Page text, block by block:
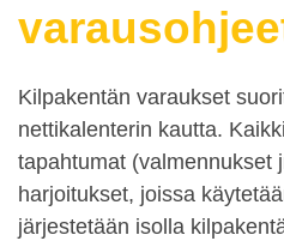
Kilpakentän varaukset
nettikalenterin kautta.
tapahtumat (valmennukset
harjoitukset, joissa
järjestetään isolla